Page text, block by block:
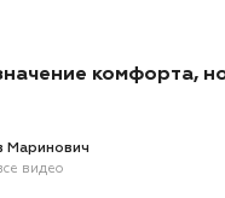
комфорта,
Маринович
видео